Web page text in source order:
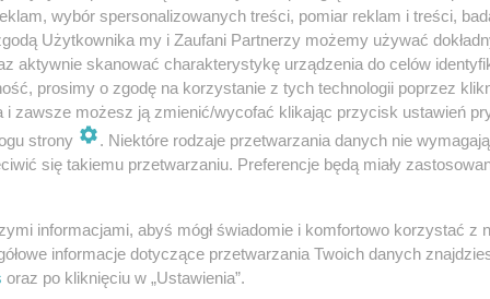
Typowym elementem krajobrazu są tu
drogi krajowej nr 10. Jedna z nich należy do
toreb podróżnych i galanterii skórzanej. Spółka
ale również w architekturze nowej
logistyczne firmy przywodzi na myśl dobrze
wybór spersonalizowanych treści, pomiar reklam i treści,
Użytkownika my i Zaufani Partnerzy możemy używać
aktywnie skanować charakterystykę urządzenia do celów
prosimy o zgodę na korzystanie z tych technologii poprzez
i zawsze możesz ją zmienić/wycofać klikając przycisk ustawień
strony
. Niektóre rodzaje przetwarzania danych nie
się takiemu przetwarzaniu. Preferencje będą miały
informacjami, abyś mógł świadomie i komfortowo korzystać z
informacje dotyczące przetwarzania Twoich danych
oraz po kliknięciu w „Ustawienia”.